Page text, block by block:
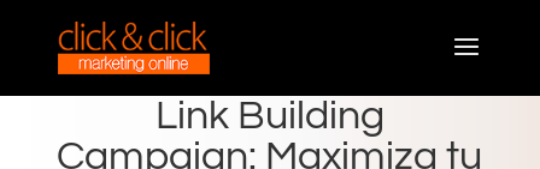
Link Building
Campaign: Maximiza tu